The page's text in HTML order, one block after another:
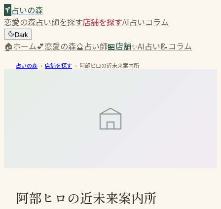
占いの森
恋愛の森占い師を探す店舗を探すAI占いコラム
Dark
🏠ホーム💕恋愛の森🔮占い師🏪店舗✨AI占い📝コラム
占いの森 › 店舗を探す › 阿部ヒロの近未来案内所
阿部ヒロの近未来案内所